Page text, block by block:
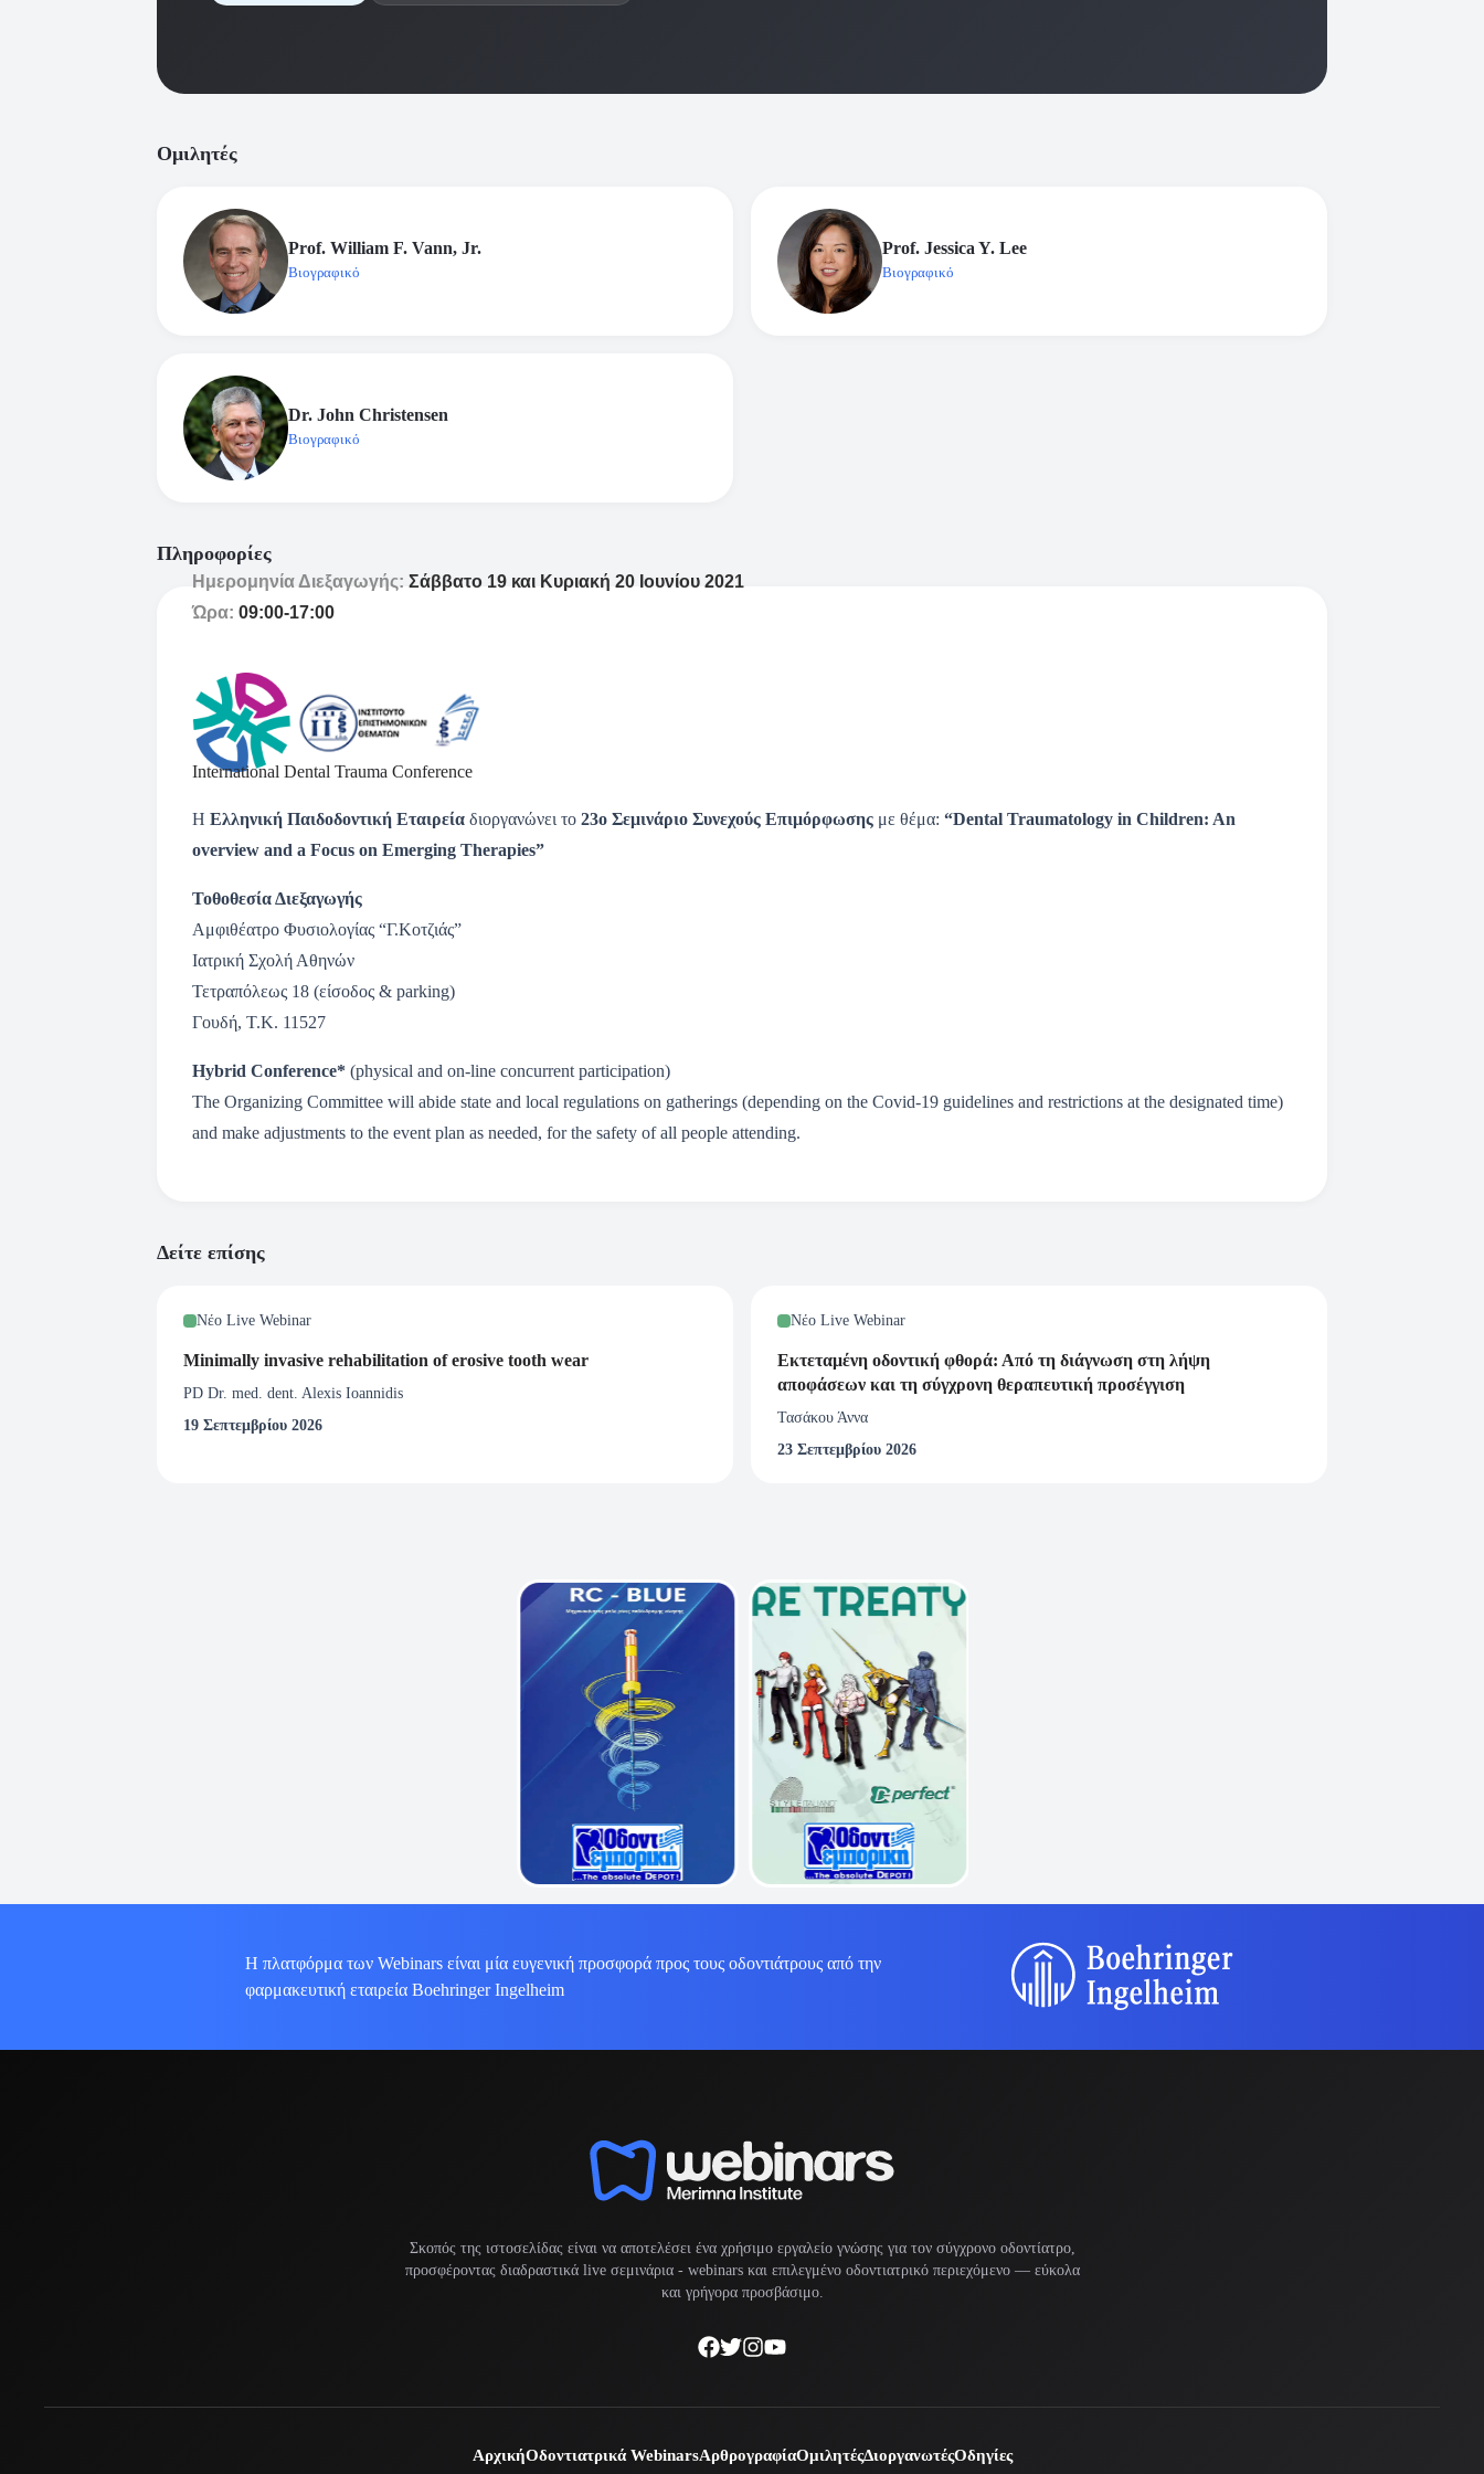
Ομιλητές
Prof. William F. Vann, Jr.
Βιογραφικό
Prof. Jessica Y. Lee
Βιογραφικό
Dr. John Christensen
Βιογραφικό
Πληροφορίες
Ημερομηνία Διεξαγωγής: Σάββατο 19 και Κυριακή 20 Ιουνίου 2021
Ώρα: 09:00-17:00
International Dental Trauma Conference
Η Ελληνική Παιδοδοντική Εταιρεία διοργανώνει το 23ο Σεμινάριο Συνεχούς Επιμόρφωσης με θέμα: “Dental Traumatology in Children: An
overview and a Focus on Emerging Therapies”
Τοθοθεσία Διεξαγωγής
Αμφιθέατρο Φυσιολογίας “Γ.Κοτζιάς”
Ιατρική Σχολή Αθηνών
Τετραπόλεως 18 (είσοδος & parking)
Γουδή, Τ.Κ. 11527
Hybrid Conference* (physical and on-line concurrent participation)
The Organizing Committee will abide state and local regulations on gatherings (depending on the Covid-19 guidelines and restrictions at the designated time)
and make adjustments to the event plan as needed, for the safety of all people attending.
Δείτε επίσης
Νέο Live Webinar
Minimally invasive rehabilitation of erosive tooth wear
PD Dr. med. dent. Alexis Ioannidis
19 Σεπτεμβρίου 2026
Νέο Live Webinar
Εκτεταμένη οδοντική φθορά: Από τη διάγνωση στη λήψη
αποφάσεων και τη σύγχρονη θεραπευτική προσέγγιση
Τασάκου Άννα
23 Σεπτεμβρίου 2026
Η πλατφόρμα των Webinars είναι μία ευγενική προσφορά προς τους οδοντιάτρους από την
φαρμακευτική εταιρεία Boehringer Ingelheim
Σκοπός της ιστοσελίδας είναι να αποτελέσει ένα χρήσιμο εργαλείο γνώσης για τον σύγχρονο οδοντίατρο,
προσφέροντας διαδραστικά live σεμινάρια - webinarsκαι επιλεγμένο οδοντιατρικό περιεχόμενο — εύκολα
και γρήγορα προσβάσιμο.
ΑρχικήΟδοντιατρικά WebinarsΑρθρογραφίαΟμιλητέςΔιοργανωτέςΟδηγίες